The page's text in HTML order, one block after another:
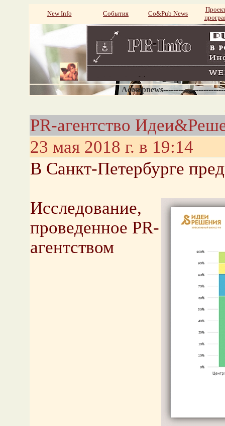
New Info События Со&Pub News
PR-агентство
23 мая 2018 г. в 19:14
В Санкт-Петербурге
Исследование,
проведенное PR-
агентством